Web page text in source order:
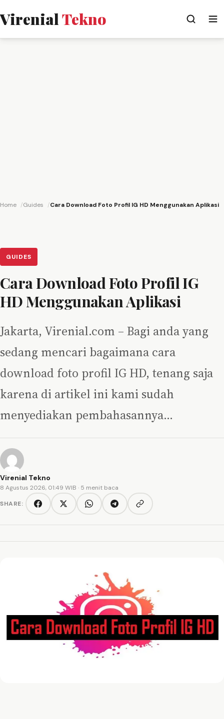
VirenialTekno
Home Guides Cara Download Foto Profil IG HD Menggunakan Aplikasi
GUIDES
Cara Download Foto Profil IG
HD Menggunakan Aplikasi
Jakarta, Virenial.com – Bagi anda yang
sedang mencari bagaimana cara
download foto profil IG HD, tenang saja
karena di artikel ini kami sudah
menyediakan pembahasannya…
Virenial Tekno
8 Agustus 2026, 01:49 WIB · 5 menit baca
SHARE:
FacebookTwitter/XWhatsAppTelegramCopy link